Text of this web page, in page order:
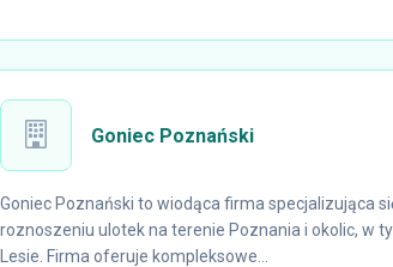
Goniec Poznański
Goniec Poznański to wiodąca firma specjalizująca
roznoszeniu ulotek na terenie Poznania i okolic, w
Lesie. Firma oferuje kompleksowe...